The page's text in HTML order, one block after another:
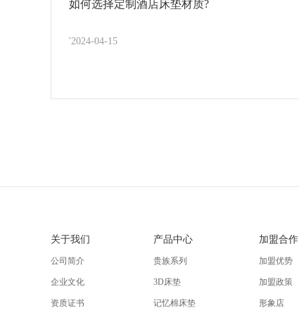
如何选择定制酒店床垫材质?
'2024-04-15
关于我们
公司简介
企业文化
资质证书
产品中心
贵族系列
3D床垫
记忆棉床垫
加盟合作
加盟优势
加盟政策
形象店